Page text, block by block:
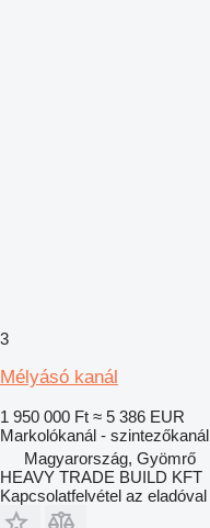
3
Mélyásó kanál
1 950 000 Ft ≈ 5 386 EUR
Markolókanál - szintezőkanál
Magyarország, Gyömrő
HEAVY TRADE BUILD KFT
Kapcsolatfelvétel az eladóval